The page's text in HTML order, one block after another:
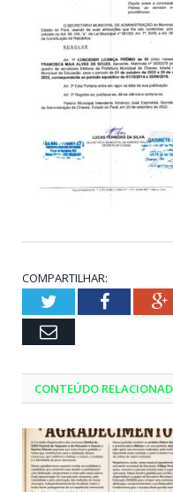
COMPARTILHAR:
TwitterFacebook
Email
CONTEÚDO